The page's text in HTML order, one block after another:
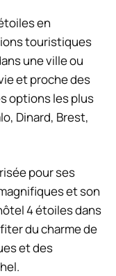
en
touristiques
une ville ou
et proche des
options les plus
Dinard, Brest,
pour ses
et son
4 étoiles dans
du charme de
et des